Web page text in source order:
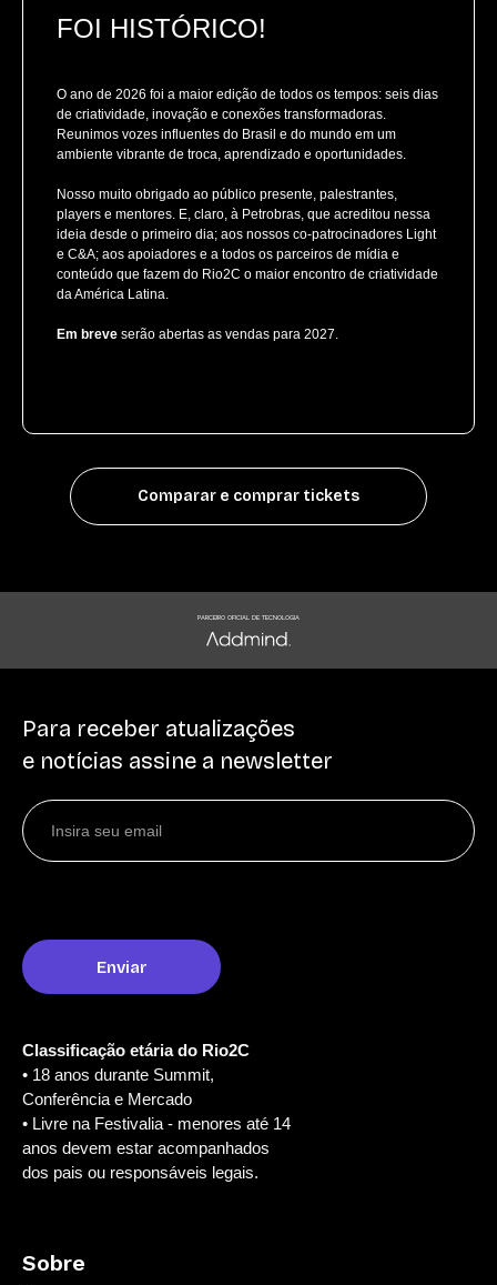
FOI HISTÓRICO!
O ano de 2026 foi a maior edição de todos os tempos: seis dias
de criatividade, inovação e conexões transformadoras.
Reunimos vozes influentes do Brasil e do mundo em um
ambiente vibrante de troca, aprendizado e oportunidades.
Nosso muito obrigado ao público presente, palestrantes,
players e mentores. E, claro, à Petrobras, que acreditou nessa
ideia desde o primeiro dia; aos nossos co-patrocinadores Light
e C&A; aos apoiadores e a todos os parceiros de mídia e
conteúdo que fazem do Rio2C o maior encontro de criatividade
da América Latina.
Em breve serão abertas as vendas para 2027.
Comparar e comprar tickets
PARCEIRO OFICIAL DE TECNOLOGIA
Para receber atualizações
e notícias assine a newsletter
Classificação etária do Rio2C
• 18 anos durante Summit,
Conferência e Mercado
• Livre na Festivalia - menores até 14
anos devem estar acompanhados
dos pais ou responsáveis legais.
Sobre